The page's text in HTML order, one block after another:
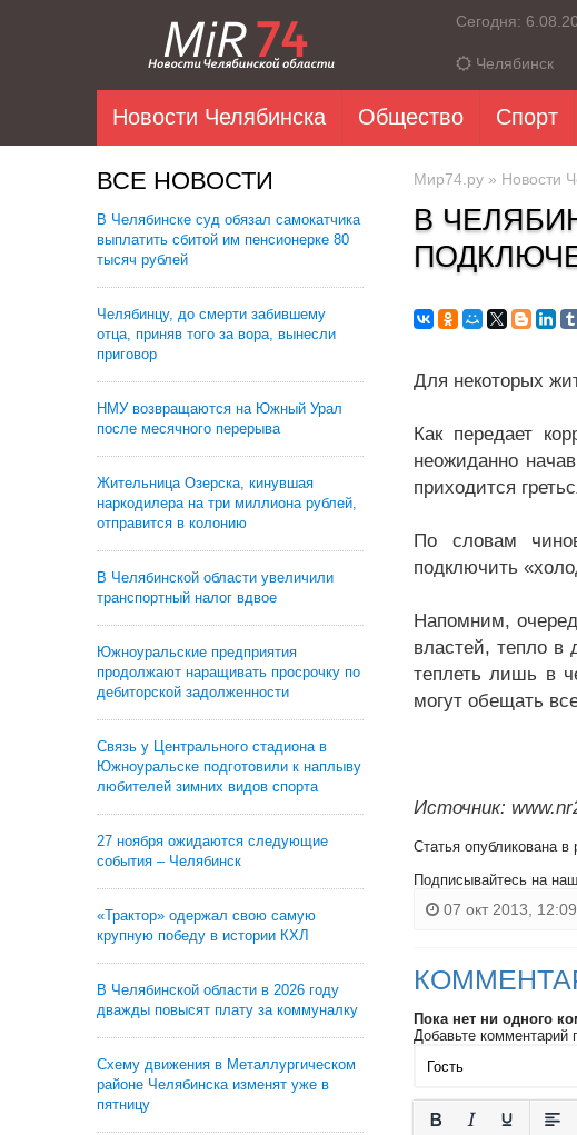
Сегодня:
Челябинск
Новости Челябинска Общество Спорт
ВСЕ НОВОСТИ
В Челябинске суд обязал самокатчика
выплатить сбитой им пенсионерке 80
тысяч рублей
Челябинцу, до смерти забившему
отца, приняв того за вора, вынесли
приговор
НМУ возвращаются на Южный Урал
после месячного перерыва
Жительница Озерска, кинувшая
наркодилера на три миллиона рублей,
отправится в колонию
В Челябинской области увеличили
транспортный налог вдвое
Южноуральские предприятия
продолжают наращивать просрочку по
дебиторской задолженности
Связь у Центрального стадиона в
Южноуральске подготовили к наплыву
любителей зимних видов спорта
27 ноября ожидаются следующие
события – Челябинск
«Трактор» одержал свою самую
крупную победу в истории КХЛ
В Челябинской области в 2026 году
дважды повысят плату за коммуналку
Схему движения в Металлургическом
районе Челябинска изменят уже в
пятницу
Мир74.ру » Новости
В
Для некоторых
Как передает
неожиданно
приходится
По словам
подключить
Напомним,
властей, тепло в
теплеть лишь в
могут обещать
Источник:
Статья опубликована в
Подписывайтесь на
07 окт 2013, 12:09,
Пока нет ни одного
Добавьте комментарий